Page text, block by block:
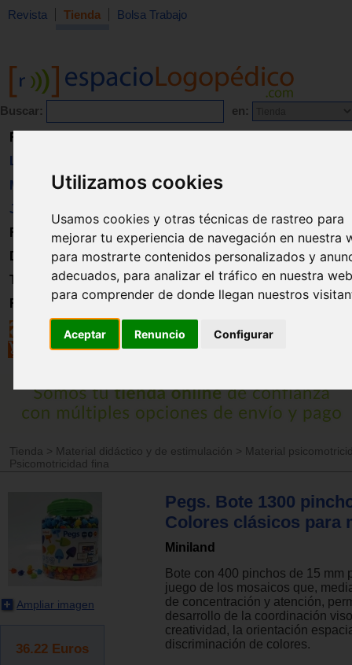
Utilizamos cookies
Usamos cookies y otras técnicas de rastreo para
mejorar tu experiencia de navegación en nuestra
para mostrarte contenidos personalizados y
adecuados, para analizar el tráfico en nuestra
para comprender de donde llegan nuestros
Aceptar Renuncio Configurar
Revista Tienda Bolsa Trabajo
Buscar: en:
Revista
Libros
Material
Juguetes
Formación
Directorio
Trabajo
Registro
Tienda > Material didáctico y de estimulación > Material
Psicomotricidad fina
Ampliar imagen
36.22 Euros
Pegs. Bote 1300
Colores clásicos para
Miniland
Bote con 400 pinchos de 15 mm
juego de los mosaicos que,
de concentración y atención,
desarrollo de la coordinación
creatividad, la orientación
discriminación de colores.